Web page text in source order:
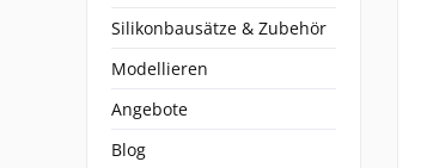
Silikonbausätze & Zubehör
Modellieren
Angebote
Blog